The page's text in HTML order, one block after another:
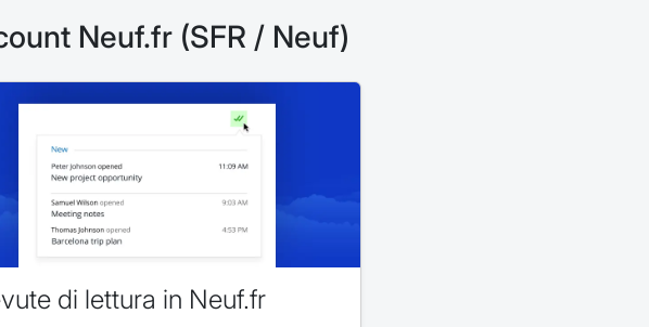
Neuf.fr (SFR / Neuf)
di lettura in Neuf.fr